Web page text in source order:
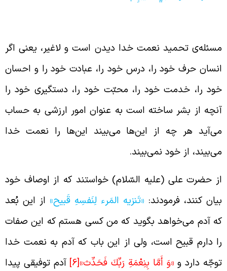
تحمید نعمت خدا دیدن است و لاغیر، یعنی اگر
حرف خود را، درس خود را، عبادت خود را و احسان
را، خدمت خود را، محبّت خود را، دستگیری خود را
از بشر ساخته است به عنوان امور ارزشی به حساب
هر چه از این‌ها می‌بیند این‌ها را نعمت خدا
از خود نمی‌بیند.
حضرت علی (علیه السّلام) خواستند که از اوصاف خود
کنند، فرمودند:«تَنزیه المَرء لِنَفسِهِ قَبيح‏»از این بُعد
آدم می‌خواهد بگوید که من کسی هستم که این صفات
دارم قبیح است، ولی از این باب که آدم به نعمت خدا
داردو «وَ أَمَّا بِنِعْمَةِ رَبِّكَ فَحَدِّث‏»[6] آدم توفیقی پیدا